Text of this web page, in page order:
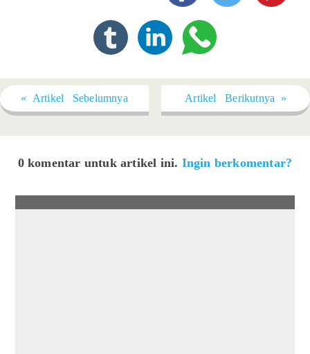
« Artikel Sebelumnya Artikel Berikutnya »
0 komentar untuk artikel ini. Ingin berkomentar?